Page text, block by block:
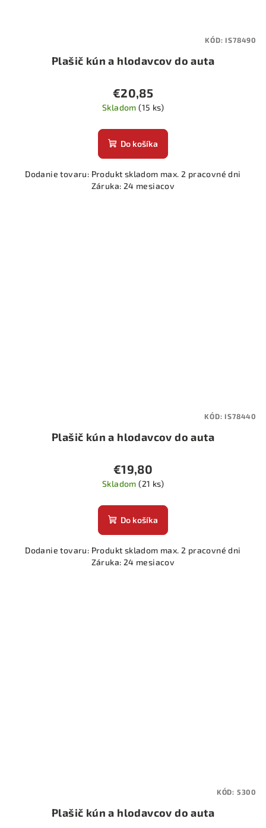
Plašič kún a hlodavcov do auta
€20,85
Skladom(15 ks)
Do košíka
Dodanie tovaru: Produkt skladom max. 2 pracovné dni
Záruka: 24 mesiacov
KÓD: IS78490
Plašič kún a hlodavcov do auta
€19,80
Skladom(21 ks)
Do košíka
Dodanie tovaru: Produkt skladom max. 2 pracovné dni
Záruka: 24 mesiacov
KÓD: IS78440
Plašič kún a hlodavcov do auta
KÓD: 5300